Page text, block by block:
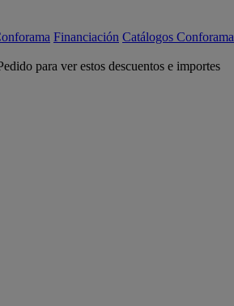
Financiación Catálogos Conforama
para ver estos descuentos e importes